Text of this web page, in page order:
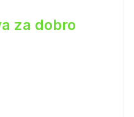
za dobro